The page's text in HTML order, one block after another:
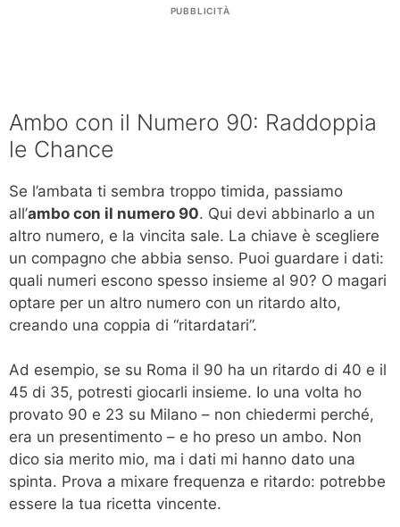
PUBBLICITÀ
Ambo con il Numero 90: Raddoppia
le Chance
Se l’ambata ti sembra troppo timida, passiamo
all’ambo con il numero 90. Qui devi abbinarlo a un
altro numero, e la vincita sale. La chiave è scegliere
un compagno che abbia senso. Puoi guardare i dati:
quali numeri escono spesso insieme al 90? O magari
optare per un altro numero con un ritardo alto,
creando una coppia di “ritardatari”.
Ad esempio, se su Roma il 90 ha un ritardo di 40 e il
45 di 35, potresti giocarli insieme. Io una volta ho
provato 90 e 23 su Milano – non chiedermi perché,
era un presentimento – e ho preso un ambo. Non
dico sia merito mio, ma i dati mi hanno dato una
spinta. Prova a mixare frequenza e ritardo: potrebbe
essere la tua ricetta vincente.